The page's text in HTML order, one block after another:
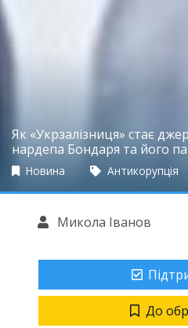
Як «Укрзалізниця» стає
нардепа Бондаря та його
Новина Антикорупція
Микола Іванов
До